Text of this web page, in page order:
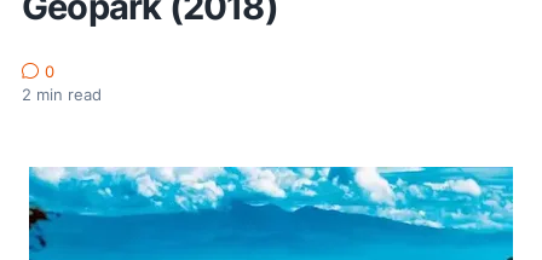
0
2 min read